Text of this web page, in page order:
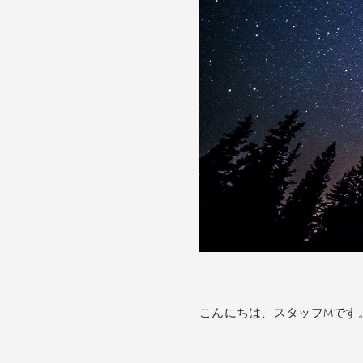
こんにちは、スタッフMです